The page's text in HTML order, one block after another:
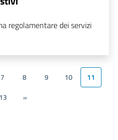
regolamentare dei servizi
7 8 9 10
11
13 »